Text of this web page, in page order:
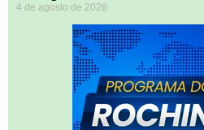
4 de agosto de 2026